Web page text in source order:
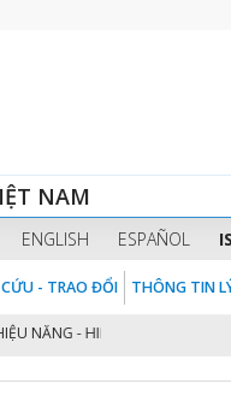
NAM
ENGLISH ESPAÑOL
CỨU - TRAO ĐỔI THÔNG TIN
- HIỆU LỰC - HIỆU QUẢ”